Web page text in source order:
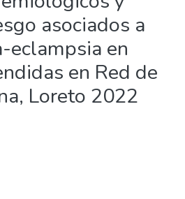
asociados a
eclampsia en
en Red de
Loreto 2022